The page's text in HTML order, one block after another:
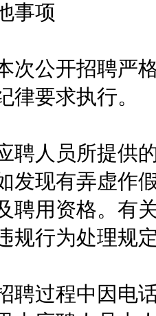
项
公开招聘严格
律要求执行。
人员所提供的
发现有弄虚作
聘用资格。有
规行为处理规
过程中因电话